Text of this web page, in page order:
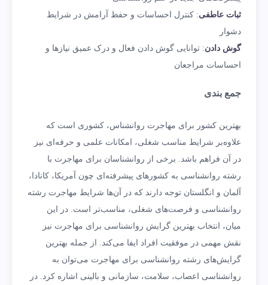
ثبات عاطفی: کنترل احساسات و حفظ آرامش در شرایط
دشوار
گوش دادن: توانایی گوش دادن فعال و درک عمیق نیازها و
احساسات مراجعان
جمع بندی
بهترین کشور برای مهاجرت روانشناس، کشوری است که
علاوه‌بر شرایط مناسب شغلی، امکانات علمی و حرفه‌ای نیز
در آن‌ فراهم باشد. برخی از روانشناسان برای مهاجرت با
رشته روانشناسی به کشورهای پیشرفته‌ای چون آمریکا، کانادا،
آلمان و انگلستان توجه دارند که در آن‌ها شرایط مهاجرت رشته
روانشناسی و فرصت‌های شغلی، مناسب‌تر است. در این
میان، انتخاب بهترین گرایش روانشناسی برای مهاجرت نیز
نقش مهمی در موفقیت افراد ایفا می‌کند. از جمله بهترین
گرایش‌های رشته روانشناسی برای مهاجرت می‌توان به
روانشناسی اعصاب، سلامت، سازمانی و بالینی اشاره کرد. در